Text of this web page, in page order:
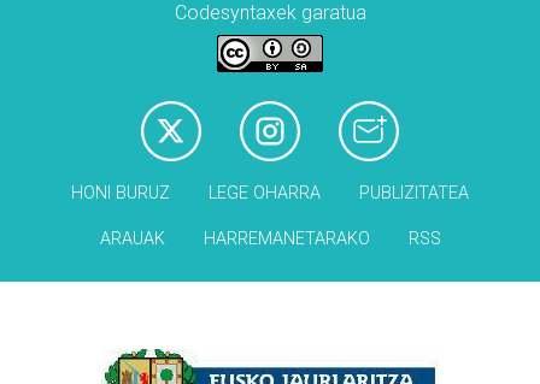
Codesyntaxek garatua
HONI BURUZ LEGE OHARRA PUBLIZITATEA
ARAUAK HARREMANETARAKO RSS